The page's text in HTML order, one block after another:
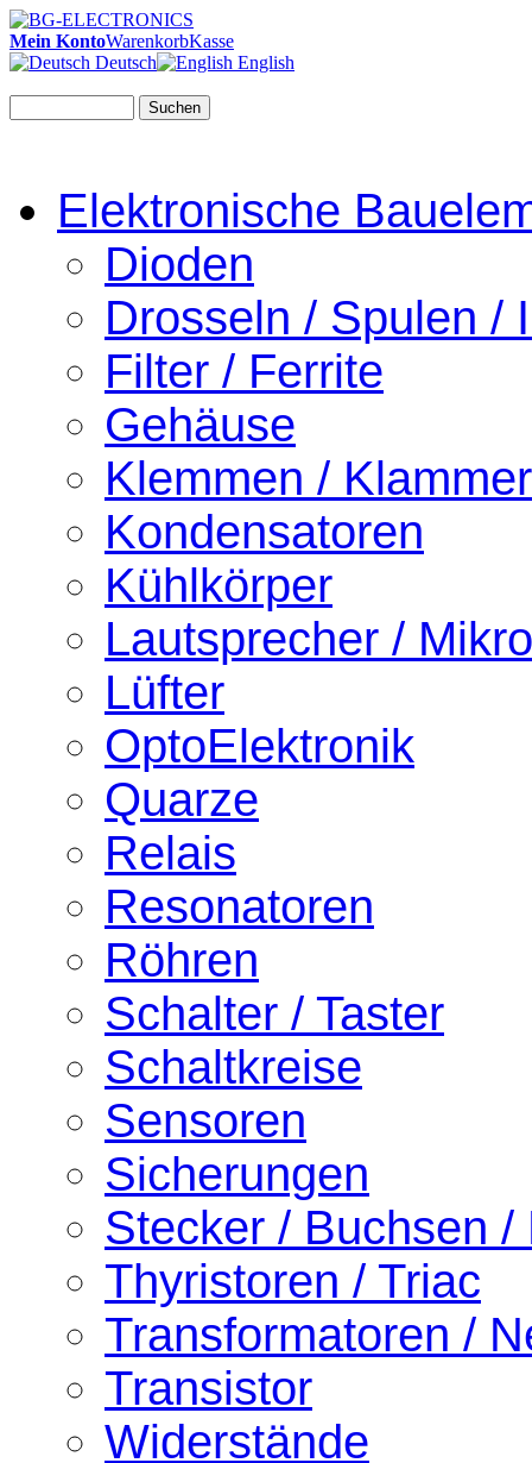
Mein KontoWarenkorbKasse
Deutsch
English
Suchen
Elektronische
Dioden
Drosseln / Spulen /
Filter / Ferrite
Gehäuse
Klemmen /
Kondensatoren
Kühlkörper
Lautsprecher /
Lüfter
OptoElektronik
Quarze
Relais
Resonatoren
Röhren
Schalter / Taster
Schaltkreise
Sensoren
Sicherungen
Stecker / Buchsen /
Thyristoren / Triac
Transformatoren /
Transistor
Widerstände